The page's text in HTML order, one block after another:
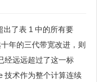
出了表 1 中的所有要
年的三代带宽改进，则
经远远超过了这一标
技术作为整个计算连续